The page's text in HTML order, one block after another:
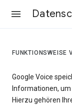
FUNKTIONSWEISE
Google Voice
Informationen,
Hierzu gehören